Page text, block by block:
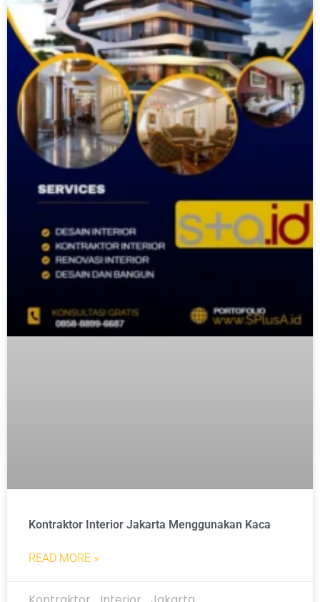
Kontraktor Interior Jakarta Menggunakan Kaca
READ MORE »